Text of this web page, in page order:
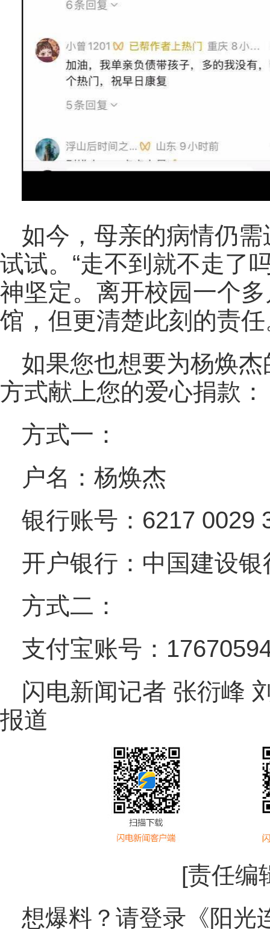
如今，母亲的病情仍
试试。“走不到就不走了
神坚定。离开校园一个
馆，但更清楚此刻的责
如果您也想要为杨焕
方式献上您的爱心捐款：
方式一：
户名：杨焕杰
银行账号：6217 0029
开户银行：中国建设银
方式二：
支付宝账号：
闪电新闻记者 张衍峰
报道
[责任编
想爆料？请登录《阳光